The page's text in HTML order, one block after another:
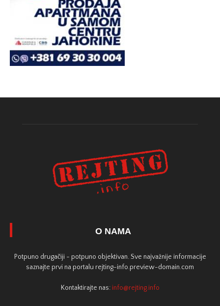
O NAMA
Potpuno drugačiji - potpuno objektivan. Sve najvažnije informacije
saznajte prvi na portalu rejting-info.preview-domain.com
Kontaktirajte nas: info@rejting.info